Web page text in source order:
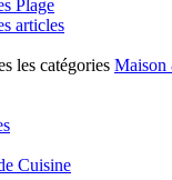
Plage
articles
les catégories Maison
Cuisine